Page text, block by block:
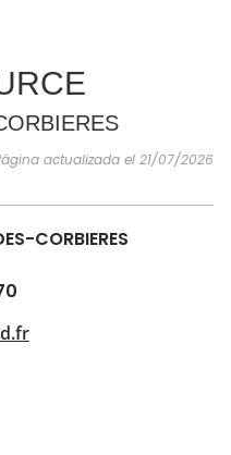
INSPIRACIONES
actualizada el 21/07/2026
CORBIERES